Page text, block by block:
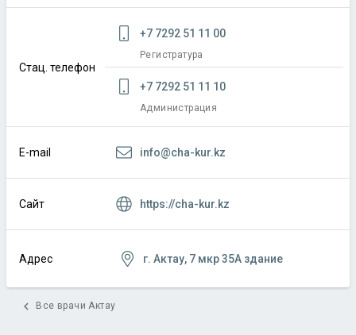
Стац. телефон
+7 7292 51 11 00
Регистратура
+7 7292 51 11 10
Администрация
E-mail info@cha-kur.kz
Сайт https://cha-kur.kz
Адрес г. Актау, 7 мкр 35А здание
chevron_left Все врачи Актау